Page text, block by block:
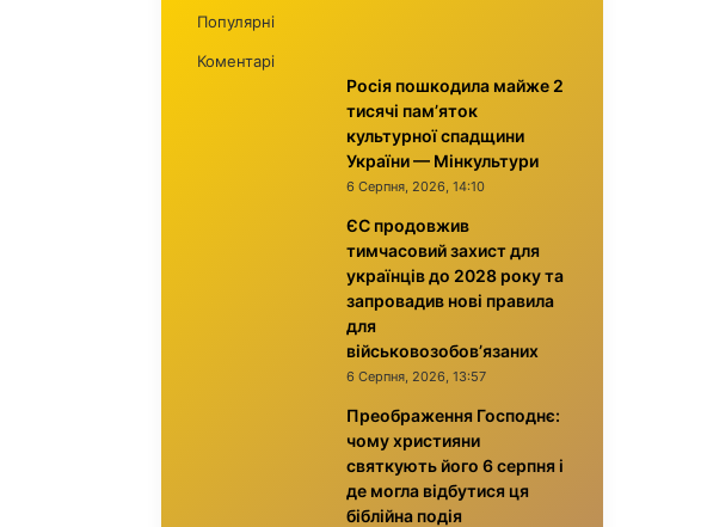
Популярні
Коментарі
Росія пошкодила майже 2
тисячі пам’яток
культурної спадщини
України — Мінкультури
6 Серпня, 2026, 14:10
ЄС продовжив
тимчасовий захист для
українців до 2028 року та
запровадив нові правила
для
військовозобов’язаних
6 Серпня, 2026, 13:57
Преображення Господнє:
чому християни
святкують його 6 серпня і
де могла відбутися ця
біблійна подія